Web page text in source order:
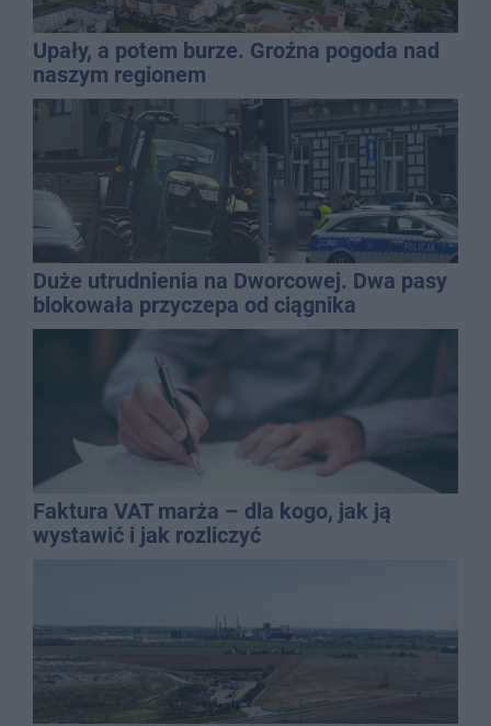
Upały, a potem burze. Groźna pogoda nad
naszym regionem
Duże utrudnienia na Dworcowej. Dwa pasy
blokowała przyczepa od ciągnika
Faktura VAT marża – dla kogo, jak ją
wystawić i jak rozliczyć